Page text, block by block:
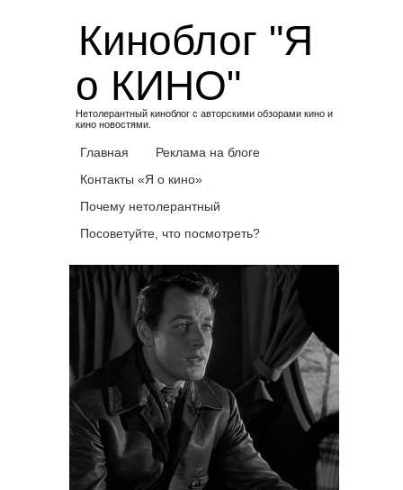
Киноблог "Я
о КИНО"
Нетолерантный киноблог с авторскими обзорами кино и
кино новостями.
Главная
Реклама на блоге
Контакты «Я о кино»
Почему нетолерантный
Посоветуйте, что посмотреть?